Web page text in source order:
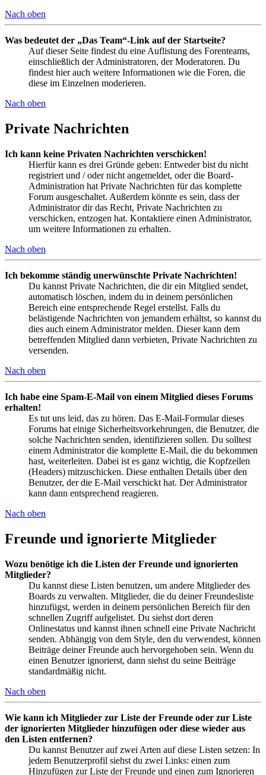
Nach oben
Was bedeutet der „Das Team“-Link auf der Startseite?
Auf dieser Seite findest du eine Auflistung des Forenteams,
einschließlich der Administratoren, der Moderatoren. Du
findest hier auch weitere Informationen wie die Foren, die
diese im Einzelnen moderieren.
Nach oben
Private Nachrichten
Ich kann keine Privaten Nachrichten verschicken!
Hierfür kann es drei Gründe geben: Entweder bist du nicht
registriert und / oder nicht angemeldet, oder die Board-
Administration hat Private Nachrichten für das komplette
Forum ausgeschaltet. Außerdem könnte es sein, dass der
Administrator dir das Recht, Private Nachrichten zu
verschicken, entzogen hat. Kontaktiere einen Administrator,
um weitere Informationen zu erhalten.
Nach oben
Ich bekomme ständig unerwünschte Private Nachrichten!
Du kannst Private Nachrichten, die dir ein Mitglied sendet,
automatisch löschen, indem du in deinem persönlichen
Bereich eine entsprechende Regel erstellst. Falls du
belästigende Nachrichten von jemandem erhältst, so kannst du
dies auch einem Administrator melden. Dieser kann dem
betreffenden Mitglied dann verbieten, Private Nachrichten zu
versenden.
Nach oben
Ich habe eine Spam-E-Mail von einem Mitglied dieses Forums
erhalten!
Es tut uns leid, das zu hören. Das E-Mail-Formular dieses
Forums hat einige Sicherheitsvorkehrungen, die Benutzer, die
solche Nachrichten senden, identifizieren sollen. Du solltest
einem Administrator die komplette E-Mail, die du bekommen
hast, weiterleiten. Dabei ist es ganz wichtig, die Kopfzeilen
(Headers) mitzuschicken. Diese enthalten Details über den
Benutzer, der die E-Mail verschickt hat. Der Administrator
kann dann entsprechend reagieren.
Nach oben
Freunde und ignorierte Mitglieder
Wozu benötige ich die Listen der Freunde und ignorierten
Mitglieder?
Du kannst diese Listen benutzen, um andere Mitglieder des
Boards zu verwalten. Mitglieder, die du deiner Freundesliste
hinzufügst, werden in deinem persönlichen Bereich für den
schnellen Zugriff aufgelistet. Du siehst dort deren
Onlinestatus und kannst ihnen schnell eine Private Nachricht
senden. Abhängig von dem Style, den du verwendest, können
Beiträge deiner Freunde auch hervorgehoben sein. Wenn du
einen Benutzer ignorierst, dann siehst du seine Beiträge
standardmäßig nicht.
Nach oben
Wie kann ich Mitglieder zur Liste der Freunde oder zur Liste
der ignorierten Mitglieder hinzufügen oder diese wieder aus
den Listen entfernen?
Du kannst Benutzer auf zwei Arten auf diese Listen setzen: In
jedem Benutzerprofil siehst du zwei Links: einen zum
Hinzufügen zur Liste der Freunde und einen zum Ignorieren